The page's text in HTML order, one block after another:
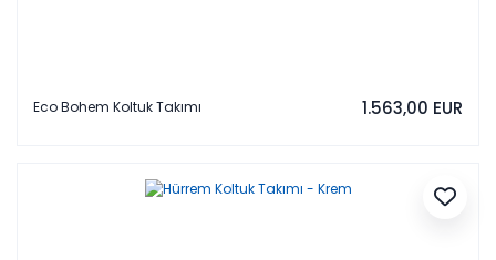
Eco Bohem Koltuk Takımı 1.563,00 EUR